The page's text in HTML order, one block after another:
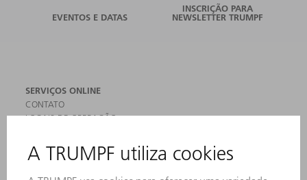
EVENTOS E DATAS
INSCRIÇÃO PARA
NEWSLETTER TRUMPF
SERVIÇOS ONLINE
CONTATO
LOCAIS DE OPERAÇÃO
ASSINATURA DA NEWSLETTER
FICHAS DE DADOS DE SEGURANÇA